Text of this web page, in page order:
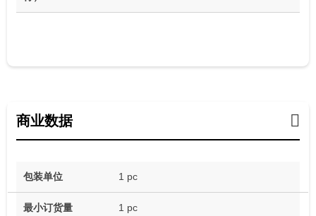
商业数据
包装单位 1 pc
最小订货量 1 pc